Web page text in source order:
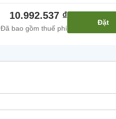
10.992.537 ₫
Đã bao gồm thuế phí
Đặt